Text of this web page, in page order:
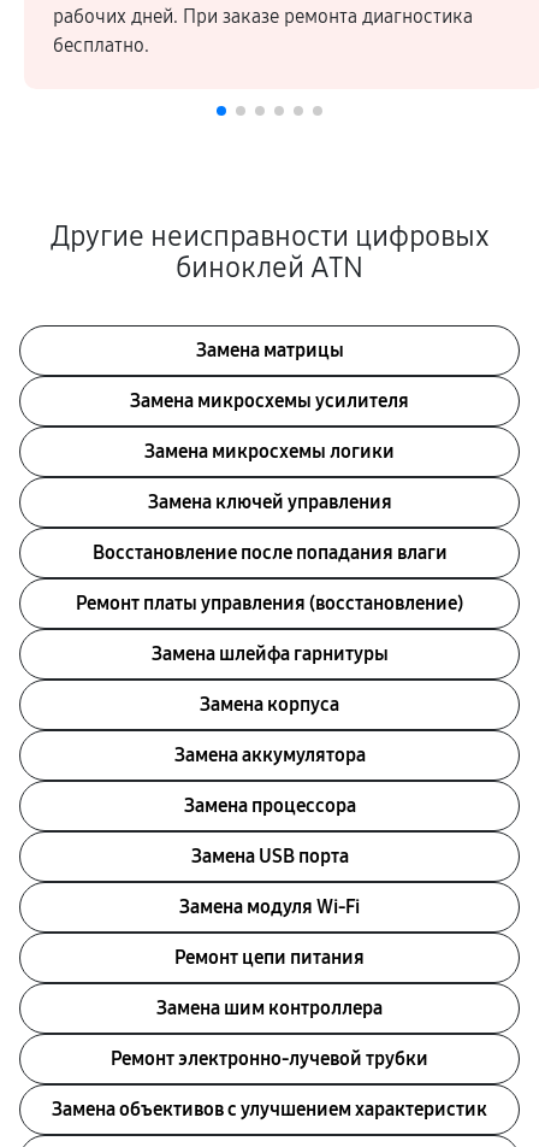
рабочих дней. При заказе ремонта диагностика
бесплатно.
Другие неисправности цифровых
биноклей ATN
Замена матрицы
Замена микросхемы усилителя
Замена микросхемы логики
Замена ключей управления
Восстановление после попадания влаги
Ремонт платы управления (восстановление)
Замена шлейфа гарнитуры
Замена корпуса
Замена аккумулятора
Замена процессора
Замена USB порта
Замена модуля Wi-Fi
Ремонт цепи питания
Замена шим контроллера
Ремонт электронно-лучевой трубки
Замена объективов с улучшением характеристик